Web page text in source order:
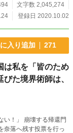
文字数 2,045,274
登録日 2020.10.02
入り追加 271
は私を「皆のため
た境界術師は、
る帰還門
奈落へ残す投票を行っ